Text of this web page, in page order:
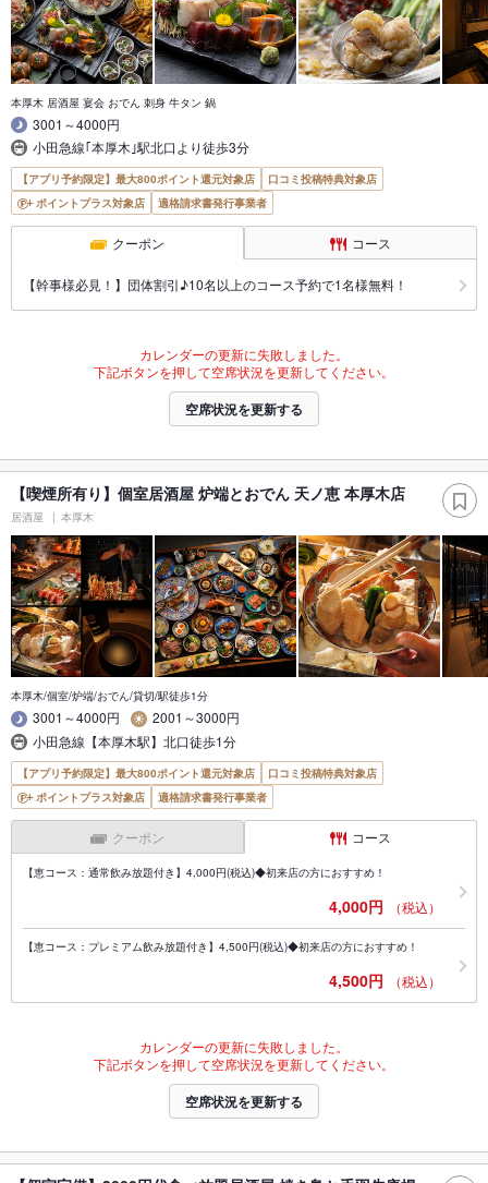
本厚木 居酒屋 宴会 おでん 刺身 牛タン 鍋
3001～4000円
小田急線｢本厚木｣駅北口より徒歩3分
【アプリ予約限定】最大800ポイント還元対象店
口コミ投稿特典対象店
ポイントプラス対象店
適格請求書発行事業者
クーポン コース
【幹事様必見！】団体割引♪10名以上のコース予約で1名様無料！
カレンダーの更新に失敗しました。
下記ボタンを押して空席状況を更新してください。
空席状況を更新する
【喫煙所有り】個室居酒屋 炉端とおでん 天ノ恵 本厚木店
居酒屋 本厚木
本厚木/個室/炉端/おでん/貸切/駅徒歩1分
3001～4000円
2001～3000円
小田急線【本厚木駅】北口徒歩1分
【アプリ予約限定】最大800ポイント還元対象店
口コミ投稿特典対象店
ポイントプラス対象店
適格請求書発行事業者
クーポン コース
【恵コース：通常飲み放題付き】4,000円(税込)◆初来店の方におすすめ！
4,000円 （税込）
【恵コース：プレミアム飲み放題付き】4,500円(税込)◆初来店の方におすすめ！
4,500円 （税込）
カレンダーの更新に失敗しました。
下記ボタンを押して空席状況を更新してください。
空席状況を更新する